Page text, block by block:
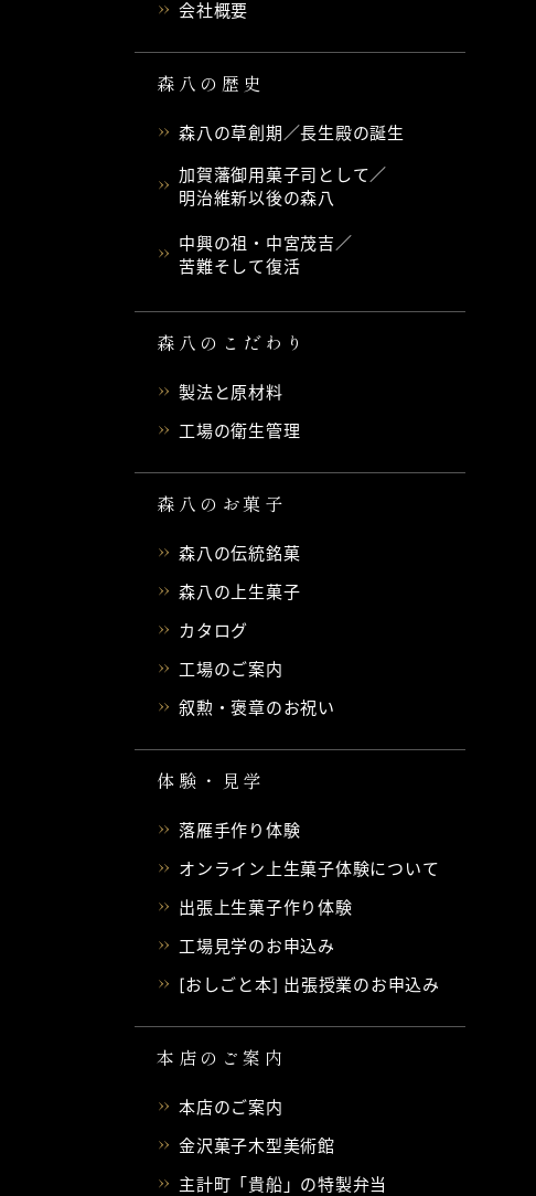
会社概要
森八の歴史
森八の草創期／長生殿の誕生
加賀藩御用菓子司として／
明治維新以後の森八
中興の祖・中宮茂吉／
苦難そして復活
森八のこだわり
製法と原材料
工場の衛生管理
森八のお菓子
森八の伝統銘菓
森八の上生菓子
カタログ
工場のご案内
叙勲・褒章のお祝い
体験・見学
落雁手作り体験
オンライン上生菓子体験について
出張上生菓子作り体験
工場見学のお申込み
[おしごと本] 出張授業のお申込み
本店のご案内
本店のご案内
金沢菓子木型美術館
主計町「貴船」の特製弁当